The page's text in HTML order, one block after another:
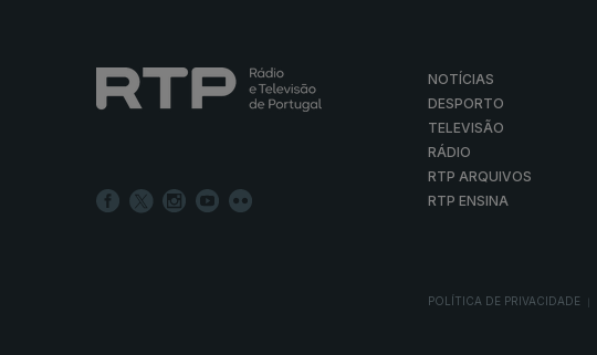
NOTÍCIAS
DESPORTO
TELEVISÃO
RÁDIO
RTP ARQUIVOS
RTP ENSINA
POLÍTICA DE PRIVACIDADE